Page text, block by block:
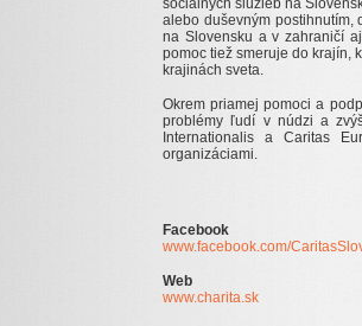
sociálnych služieb na
alebo duševným postihnutím,
na Slovensku a v zahraničí
pomoc tiež smeruje do krajín,
krajinách sveta.
Okrem priamej pomoci a
problémy ľudí v núdzi a
Internationalis a Caritas
organizáciami.
Facebook
www.facebook.com/
Web
www.charita.sk